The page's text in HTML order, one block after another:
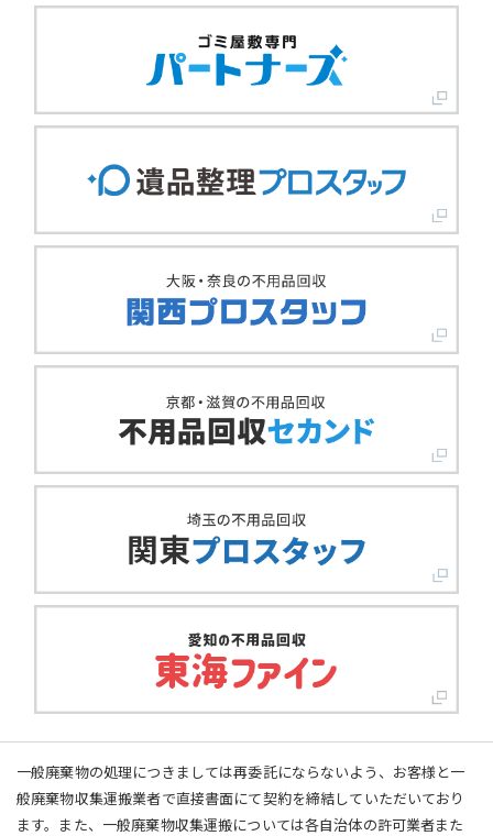
一般廃棄物の処理につきましては再委託にならないよう、お客様と一
般廃棄物収集運搬業者で直接書面にて契約を締結していただいており
ます。また、一般廃棄物収集運搬については各自治体の許可業者また